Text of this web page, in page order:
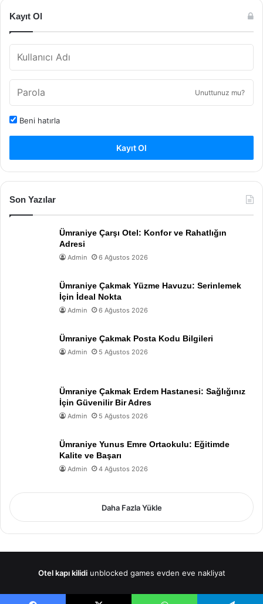
Kayıt Ol
Unuttunuz mu?
Beni hatırla
Kayıt Ol
Son Yazılar
Ümraniye Çarşı Otel: Konfor ve Rahatlığın
Adresi
Admin 6 Ağustos 2026
Ümraniye Çakmak Yüzme Havuzu: Serinlemek
İçin İdeal Nokta
Admin 6 Ağustos 2026
Ümraniye Çakmak Posta Kodu Bilgileri
Admin 5 Ağustos 2026
Ümraniye Çakmak Erdem Hastanesi: Sağlığınız
İçin Güvenilir Bir Adres
Admin 5 Ağustos 2026
Ümraniye Yunus Emre Ortaokulu: Eğitimde
Kalite ve Başarı
Admin 4 Ağustos 2026
Daha Fazla Yükle
Otel kapı kilidi unblocked games evden eve nakliyat